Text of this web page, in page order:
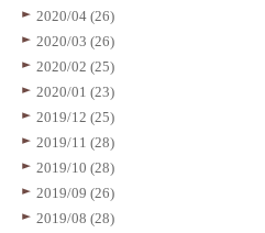
2020/04 (26)
2020/03 (26)
2020/02 (25)
2020/01 (23)
2019/12 (25)
2019/11 (28)
2019/10 (28)
2019/09 (26)
2019/08 (28)